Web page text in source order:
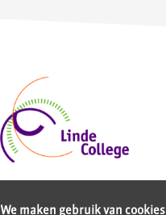
We maken gebruik van cookies